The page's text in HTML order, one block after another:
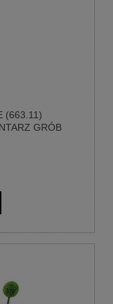
(663.11)
GRÓB